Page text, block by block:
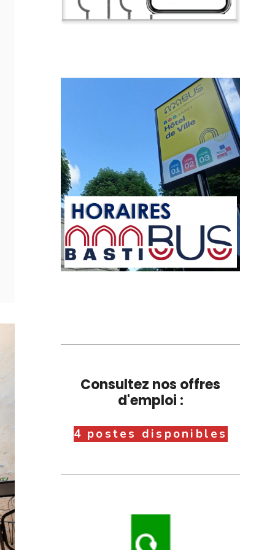
Consultez nos offres
d'emploi :
4 postes disponibles